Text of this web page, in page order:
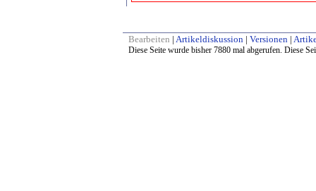
Bearbeiten | Artikeldiskussion | Versionen |
Diese Seite wurde bisher 7880 mal abgerufen. Diese